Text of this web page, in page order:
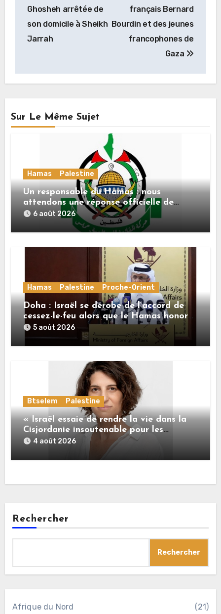
l’article
Ghosheh arrêtée de
son domicile à Sheikh
Jarrah
français Bernard
Bourdin et des jeunes
francophones de
Gaza
Sur Le Même Sujet
Hamas Palestine
Un responsable du Hamas : nous
attendons une réponse officielle de
Mladenov concernant la feuille de route
de la deuxième phase de l’accord
6 août 2026
Hamas Palestine Proche-Orient
Doha : Israël se dérobe de l’accord de
cessez-le-feu alors que le Hamas honore
ses engagements
5 août 2026
Btselem Palestine
« Israël essaie de rendre la vie dans la
Cisjordanie insoutenable pour les
Palestiniens. »
4 août 2026
Rechercher
Rechercher
Afrique du Nord (21)